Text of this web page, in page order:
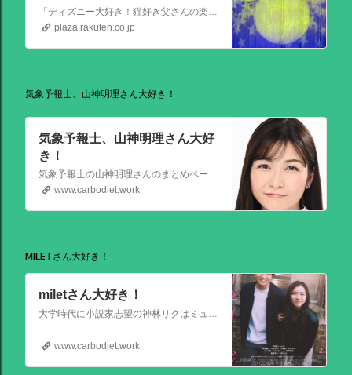
「ディズニー大好き！猫好き父さんの楽天ブログ」にようこそ！ いろんなブログサービスが廃止になるなか満を持して楽天ブログをはじめようと思います。 よろしくお願いいたします。
plaza.rakuten.co.jp
気象予報士、山神明理さん大好き！
気象予報士、山神明理さん大好
き！
気象予報士の山神明理さんのまとめページを作成しました。情報があればこれからも更新します。 #山上明理 さんではありません、#山神明理 さんです。 #山神さんロス #気象予報士 #防災士 #山上あかり #DayDay
www.carbodiet.work
MILETさん大好き！
miletさん大好き！
大学時代に小説家志望の神林リクはミュージシャンを目指す前園ミナミと出会う。二人は互いに一目惚れして結婚。 8年後、リクは超人気のベストセラー作家となるがミナミは志半ばで夢を諦めていた。そんなある日ミナミとケンカした翌朝リクが目覚めると、なぜかミナミは大スターでリクは小説家ではなくいち編集者という世界
www.carbodiet.work